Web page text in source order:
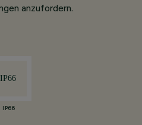
anzufordern.
IP66